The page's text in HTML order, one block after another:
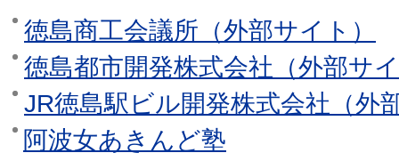
徳島商工会議所（外部サイト）
徳島都市開発株式会社（外部サ
JR徳島駅ビル開発株式会社（外
阿波女あきんど塾